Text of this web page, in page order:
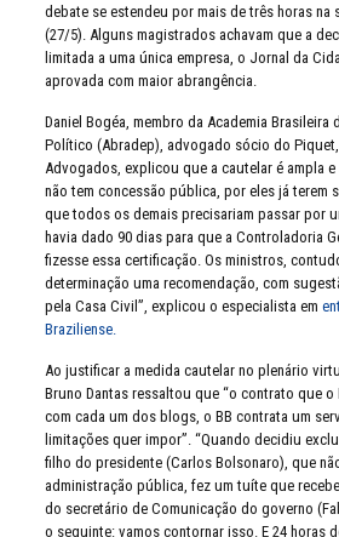
debate se estendeu por mais de três horas na
(27/5). Alguns magistrados achavam que a
limitada a uma única empresa, o Jornal da
aprovada com maior abrangência.
Daniel Bogéa, membro da Academia Brasileira
Político (Abradep), advogado sócio do
Advogados, explicou que a cautelar é ampla
não tem concessão pública, por eles já terem
que todos os demais precisariam passar por
havia dado 90 dias para que a Controladoria
fizesse essa certificação. Os ministros,
determinação uma recomendação, com
pela Casa Civil”, explicou o especialista em
Braziliense.
Ao justificar a medida cautelar no plenário
Bruno Dantas ressaltou que “o contrato que o
com cada um dos blogs, o BB contrata um
limitações quer impor”. “Quando decidiu
filho do presidente (Carlos Bolsonaro), que
administração pública, fez um tuíte que
do secretário de Comunicação do governo
o seguinte: vamos contornar isso. E 24 horas